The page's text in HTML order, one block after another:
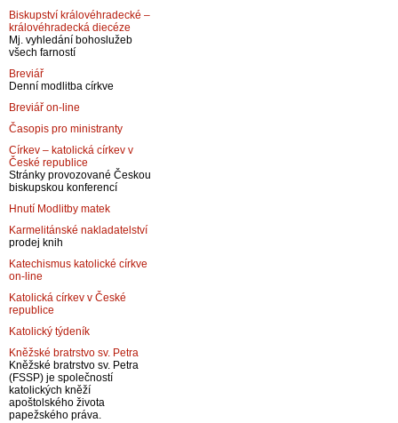
Biskupství královéhradecké –
královéhradecká diecéze
Mj. vyhledání bohoslužeb
všech farností
Breviář
Denní modlitba církve
Breviář on-line
Časopis pro ministranty
Církev – katolická církev v
České republice
Stránky provozované Českou
biskupskou konferencí
Hnutí Modlitby matek
Karmelitánské nakladatelství
prodej knih
Katechismus katolické církve
on-line
Katolická církev v České
republice
Katolický týdeník
Kněžské bratrstvo sv. Petra
Kněžské bratrstvo sv. Petra
(FSSP) je společností
katolických kněží
apoštolského života
papežského práva.